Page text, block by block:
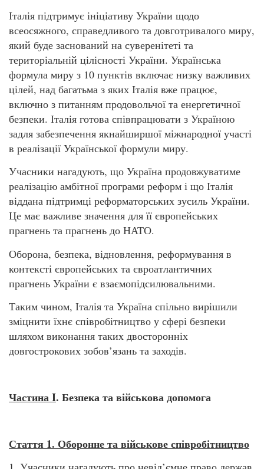
Італія підтримує ініціативу України щодо
всеосяжного, справедливого та довготривалого миру,
який буде заснований на суверенітеті та
територіальній цілісності України. Українська
формула миру з 10 пунктів включає низку важливих
цілей, над багатьма з яких Італія вже працює,
включно з питанням продовольчої та енергетичної
безпеки. Італія готова співпрацювати з Україною
задля забезпечення якнайширшої міжнародної участі
в реалізації Української формули миру.
Учасники нагадують, що Україна продовжуватиме
реалізацію амбітної програми реформ і що Італія
віддана підтримці реформаторських зусиль України.
Це має важливе значення для її європейських
прагнень та прагнень до НАТО.
Оборона, безпека, відновлення, реформування в
контексті європейських та євроатлантичних
прагнень України є взаємопідсилювальними.
Таким чином, Італія та Україна спільно вирішили
зміцнити їхнє співробітництво у сфері безпеки
шляхом виконання таких двосторонніх
довгострокових зобов’язань та заходів.
Частина I. Безпека та військова допомога
Стаття 1. Оборонне та військове співробітництво